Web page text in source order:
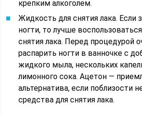
крепким алкоголем.
Жидкость для снятия лака. Если
ногти, то лучше
снятия лака. Перед процедурой
распарить ногти в ванночке с
жидкого мыла, нескольких
лимонного сока. Ацетон —
альтернатива, если поблизости
средства для снятия лака.